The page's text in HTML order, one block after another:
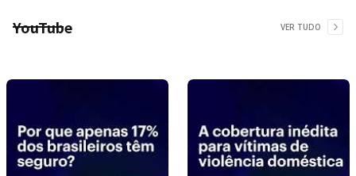
YouTube VER TUDO